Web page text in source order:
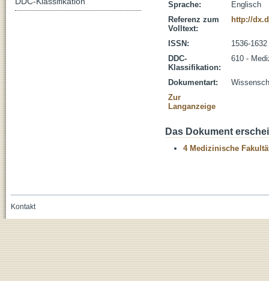
Sprache:
Englisch
Referenz zum
Volltext:
http://
ISSN:
1536-1632
DDC-
Klassifikation:
610 -
Dokumentart:
Zur
Langanzeige
Das Dokument
4 Medizinische
Kontakt